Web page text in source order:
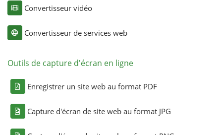
Convertisseur vidéo
Convertisseur de services web
Outils de capture d'écran en ligne
Enregistrer un site web au format PDF
Capture d'écran de site web au format JPG